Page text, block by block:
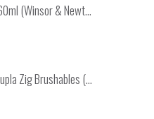
Tinta Acrílica Galeria 60ml (Winsor & Newton)
Caneta Brush Ponta Dupla Zig Brushables (Kuretake)